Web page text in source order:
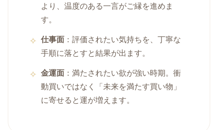
より、温度のある一言がご縁を進めま
す。
仕事面 ：評価されたい気持ちを、丁寧な
手順に落とすと結果が出ます。
金運面 ：満たされたい欲が強い時期。衝
動買いではなく「未来を満たす買い物」
に寄せると運が増えます。